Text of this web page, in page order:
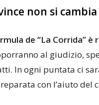
non si cambia
de “La Corrida”
al giudizio,
In ogni puntata ci
con l’aiuto del